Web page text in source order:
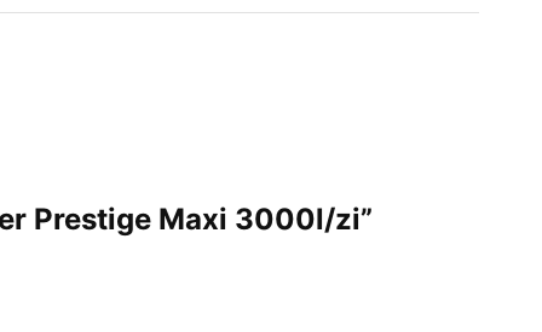
Prestige Maxi 3000l/zi”